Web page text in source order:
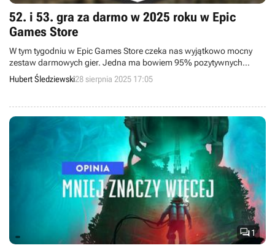
52. i 53. gra za darmo w 2025 roku w Epic
Games Store
W tym tygodniu w Epic Games Store czeka nas wyjątkowo mocny
zestaw darmowych gier. Jedna ma bowiem 95% pozytywnych
recenzji na Steamie, a druga 92%.
Hubert Śledziewski28 sierpnia 2025 17:05
1